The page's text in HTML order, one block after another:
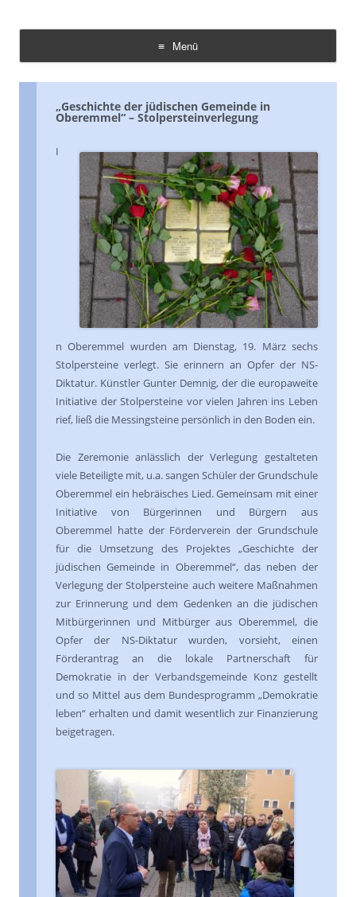
Menü
Zum
Inhalt
„Geschichte der jüdischen Gemeinde in
Oberemmel“ – Stolpersteinverlegung
I
n Oberemmel wurden am Dienstag, 19. März sechs
Stolpersteine verlegt. Sie erinnern an Opfer der NS-
Diktatur. Künstler Gunter Demnig, der die europaweite
Initiative der Stolpersteine vor vielen Jahren ins Leben
rief, ließ die Messingsteine persönlich in den Boden ein.
Die Zeremonie anlässlich der Verlegung gestalteten
viele Beteiligte mit, u.a. sangen Schüler der Grundschule
Oberemmel ein hebräisches Lied. Gemeinsam mit einer
Initiative von Bürgerinnen und Bürgern aus
Oberemmel hatte der Förderverein der Grundschule
für die Umsetzung des Projektes „Geschichte der
jüdischen Gemeinde in Oberemmel“, das neben der
Verlegung der Stolpersteine auch weitere Maßnahmen
zur Erinnerung und dem Gedenken an die jüdischen
Mitbürgerinnen und Mitbürger aus Oberemmel, die
Opfer der NS-Diktatur wurden, vorsieht, einen
Förderantrag an die lokale Partnerschaft für
Demokratie in der Verbandsgemeinde Konz gestellt
und so Mittel aus dem Bundesprogramm „Demokratie
leben“ erhalten und damit wesentlich zur Finanzierung
beigetragen.